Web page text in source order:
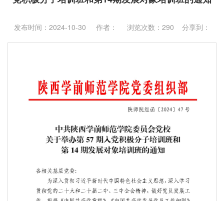
发布时间：2024-10-30 作者： 浏览次数： 290 分享到：